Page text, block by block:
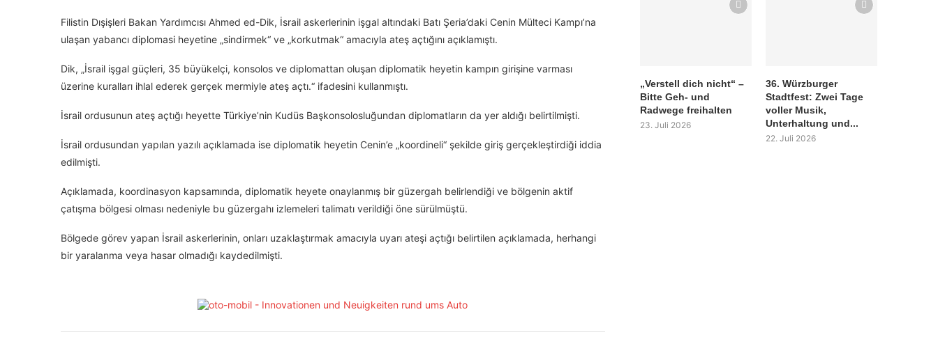
Filistin Dışişleri Bakan Yardımcısı Ahmed ed-Dik, İsrail askerlerinin işgal altındaki Batı Şeria’daki Cenin Mülteci Kampı’na
ulaşan yabancı diplomasi heyetine „sindirmek“ ve „korkutmak“ amacıyla ateş açtığını açıklamıştı.
Dik, „İsrail işgal güçleri, 35 büyükelçi, konsolos ve diplomattan oluşan diplomatik heyetin kampın girişine varması
üzerine kuralları ihlal ederek gerçek mermiyle ateş açtı.“ ifadesini kullanmıştı.
İsrail ordusunun ateş açtığı heyette Türkiye’nin Kudüs Başkonsolosluğundan diplomatların da yer aldığı belirtilmişti.
İsrail ordusundan yapılan yazılı açıklamada ise diplomatik heyetin Cenin’e „koordineli“ şekilde giriş gerçekleştirdiği iddia
edilmişti.
Açıklamada, koordinasyon kapsamında, diplomatik heyete onaylanmış bir güzergah belirlendiği ve bölgenin aktif
çatışma bölgesi olması nedeniyle bu güzergahı izlemeleri talimatı verildiği öne sürülmüştü.
Bölgede görev yapan İsrail askerlerinin, onları uzaklaştırmak amacıyla uyarı ateşi açtığı belirtilen açıklamada, herhangi
bir yaralanma veya hasar olmadığı kaydedilmişti.
„Verstell dich nicht“ –
Bitte Geh- und
Radwege freihalten
23. Juli 2026
36. Würzburger
Stadtfest: Zwei Tage
voller Musik,
Unterhaltung und...
22. Juli 2026